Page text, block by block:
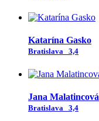
Katarína Gasko
Bratislava 3,4
Jana Malatincová
Bratislava 3,4